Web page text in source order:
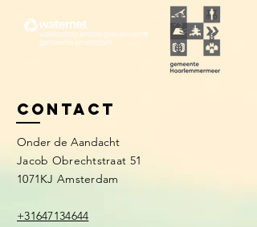
Contact
Onder de Aandacht
Jacob Obrechtstraat 51
1071KJ Amsterdam
+31647134644